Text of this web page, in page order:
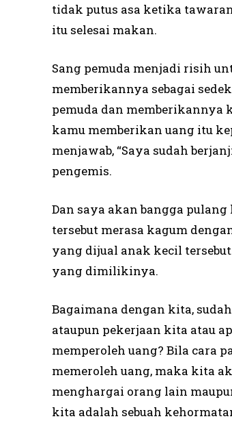
tidak putus asa ketika
itu selesai makan.
Sang pemuda menjadi risih
memberikannya sebagai
pemuda dan memberikannya
kamu memberikan uang itu
menjawab, “Saya sudah
pengemis.
Dan saya akan bangga pulang
tersebut merasa kagum
yang dijual anak kecil
yang dimilikinya.
Bagaimana dengan kita,
ataupun pekerjaan kita atau
memperoleh uang? Bila cara
memeroleh uang, maka kita
menghargai orang lain
kita adalah sebuah